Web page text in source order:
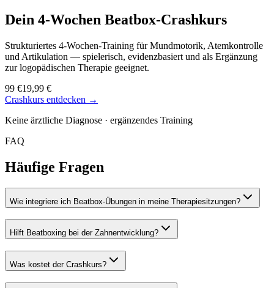
Dein 4-Wochen Beatbox-Crashkurs
Strukturiertes 4-Wochen-Training für Mundmotorik, Atemkontrolle
und Artikulation — spielerisch, evidenzbasiert und als Ergänzung
zur logopädischen Therapie geeignet.
99 €19,99 €
Crashkurs entdecken →
Keine ärztliche Diagnose · ergänzendes Training
FAQ
Häufige Fragen
Wie integriere ich Beatbox-Übungen in meine Therapiesitzungen?
Hilft Beatboxing bei der Zahnentwicklung?
Was kostet der Crashkurs?